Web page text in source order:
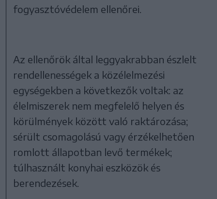
fogyasztóvédelem ellenőrei.
Az ellenőrök által leggyakrabban észlelt
rendellenességek a közélelmezési
egységekben a következők voltak: az
élelmiszerek nem megfelelő helyen és
körülmények között való raktározása;
sérült csomagolású vagy érzékelhetően
romlott állapotban levő termékek;
túlhasznált konyhai eszközök és
berendezések.